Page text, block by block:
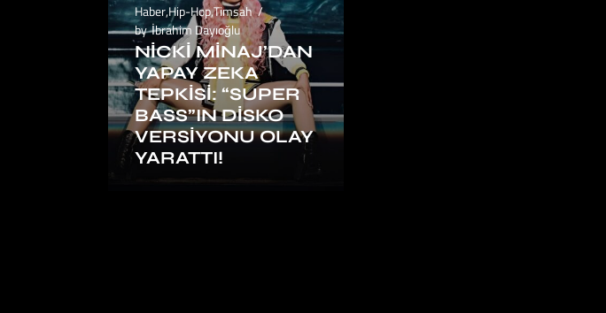
Haber,Hip-Hop,Timsah
by İbrahim Dayıoğlu
NICKI MINAJ’DAN
YAPAY ZEKA
TEPKISI: “SUPER
BASS”IN DISKO
VERSIYONU OLAY
YARATTI!